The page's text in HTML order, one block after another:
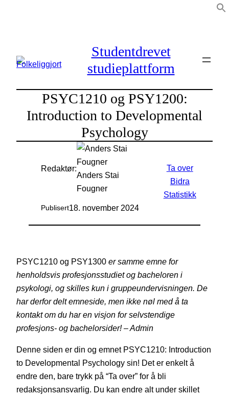
Studentdrevet
studieplattform
PSYC1210 og PSY1200:
Introduction to Developmental
Psychology
Redaktør:
Anders Stai
Fougner
Publisert18. november 2024
Ta over
Bidra
Statistikk
PSYC1210 og PSY1300 er samme emne for
henholdsvis profesjonsstudiet og bacheloren i
psykologi, og skilles kun i gruppeundervisningen. De
har derfor delt emneside, men ikke nøl med å ta
kontakt om du har en visjon for selvstendige
profesjons- og bachelorsider! – Admin
Denne siden er din og emnet PSYC1210: Introduction
to Developmental Psychology sin! Det er enkelt å
endre den, bare trykk på “Ta over” for å bli
redaksjonsansvarlig. Du kan endre alt under skillet